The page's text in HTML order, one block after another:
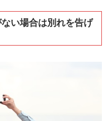
い場合は別れを告げ